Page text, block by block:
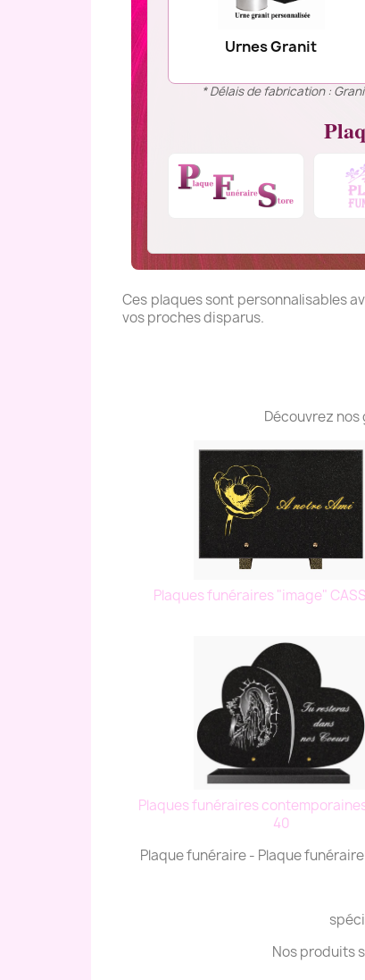
Urnes Granit
* Délais de fabrication :
Ces plaques sont personnalisables
vos proches disparus.
Découvrez
Plaques funéraires "image"
Plaques funéraires
40
Plaque funéraire - Plaque
Nos produits